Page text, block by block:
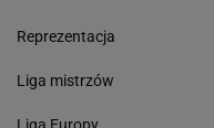
Reprezentacja
Liga mistrzów